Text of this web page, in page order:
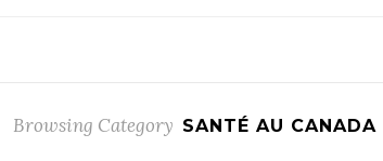
Browsing Category SANTÉ AU CANADA